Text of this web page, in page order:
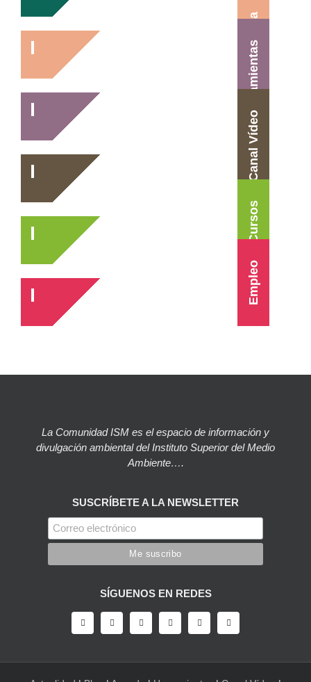
Agenda
Herramientas
Canal Vídeo
Cursos
Empleo
La Comunidad ISM es el espacio de información y
divulgación ambiental del Instituto Superior del Medio
Ambiente….
SUSCRÍBETE A LA NEWSLETTER
SÍGUENOS EN REDES